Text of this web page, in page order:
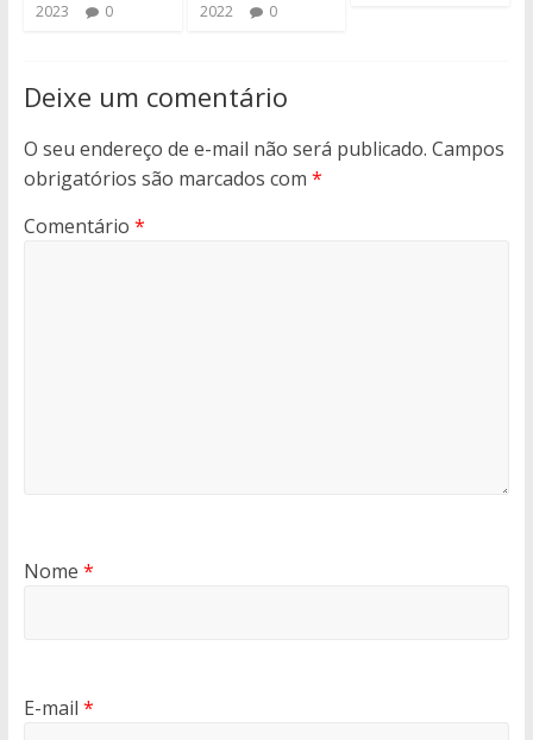
2023
0
2022
0
Deixe um comentário
O seu endereço de e-mail não será publicado. Campos
obrigatórios são marcados com *
Comentário *
Nome *
E-mail *